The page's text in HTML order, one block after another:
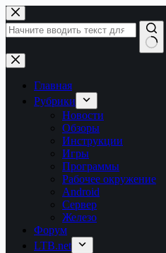
Перейти
к
сути
Ничего
не
найденоГлавная
Рубрики
Новости
Обзоры
Инструкции
Игры
Программы
Рабочее окружение
Android
Сервер
Железо
Форум
LTB.net